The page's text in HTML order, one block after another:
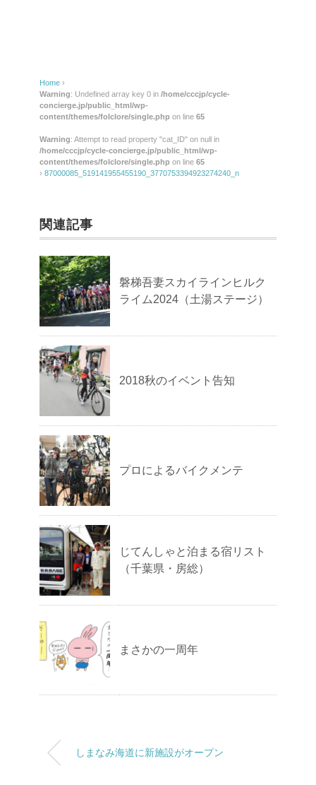
Home ›
Warning: Undefined array key 0 in /home/cccjp/cycle-
concierge.jp/public_html/wp-
content/themes/folclore/single.php on line 65
Warning: Attempt to read property "cat_ID" on null in
/home/cccjp/cycle-concierge.jp/public_html/wp-
content/themes/folclore/single.php on line 65
› 87000085_519141955455190_3770753394923274240_n
関連記事
磐梯吾妻スカイラインヒルク
ライム2024（土湯ステージ）
2018秋のイベント告知
プロによるバイクメンテ
じてんしゃと泊まる宿リスト
（千葉県・房総）
まさかの一周年
しまなみ海道に新施設がオープン